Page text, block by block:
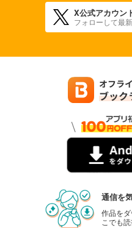
X公式アカウン
フォローして最
通信を
作品を
こでも